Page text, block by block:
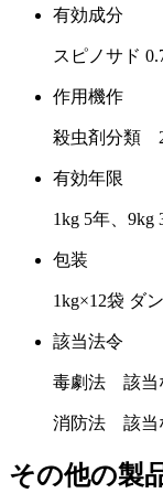
有効成分
スピノサド
作用機作
殺虫剤分類
有効年限
1kg 5年、9kg
包装
1kg×12袋 ダ
該当法令
毒劇法 該当
消防法 該当
その他の製